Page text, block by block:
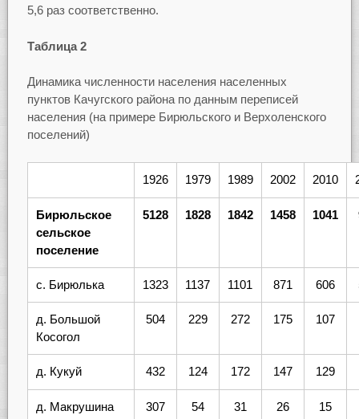
5,6 раз соответственно.
Таблица 2
Динамика численности населения населенных
пунктов Качугского района по данным переписей
населения (на примере Бирюльского и Верхоленского
поселений)
1926 1979 1989 2002 2010
Бирюльское
сельское
поселение
5128 1828 1842 1458 1041
с. Бирюлька 1323 1137 1101 871 606
д. Большой
Косогол
504 229 272 175 107
д. Кукуй 432 124 172 147 129
д. Макрушина 307 54 31 26 15